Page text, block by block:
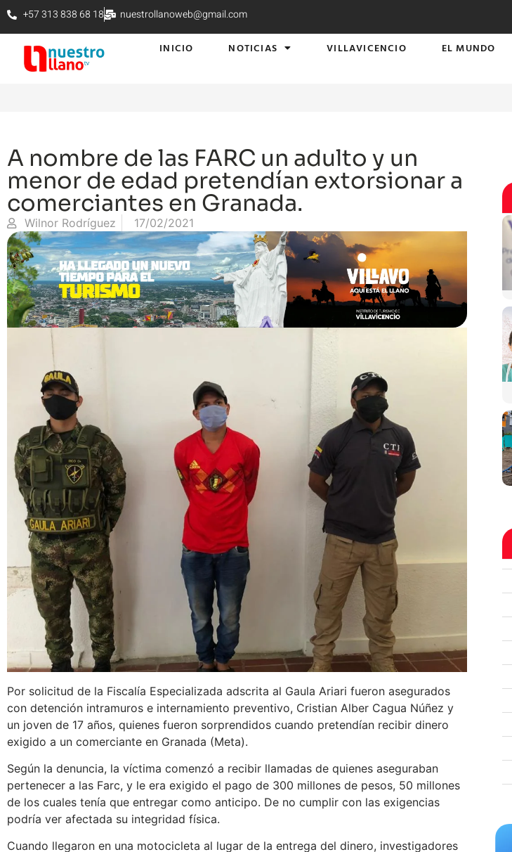
+57 313 838 68 18 nuestrollanoweb@gmail.com
INICIO NOTICIAS VILLAVICENCIO EL MUNDO
A nombre de las FARC un adulto y un
menor de edad pretendían extorsionar a
comerciantes en Granada.
Wilnor Rodríguez 17/02/2021
Por solicitud de la Fiscalía Especializada adscrita al Gaula Ariari fueron asegurados
con detención intramuros e internamiento preventivo, Cristian Alber Cagua Núñez y
un joven de 17 años, quienes fueron sorprendidos cuando pretendían recibir dinero
exigido a un comerciante en Granada (Meta).
Según la denuncia, la víctima comenzó a recibir llamadas de quienes aseguraban
pertenecer a las Farc, y le era exigido el pago de 300 millones de pesos, 50 millones
de los cuales tenía que entregar como anticipo. De no cumplir con las exigencias
podría ver afectada su integridad física.
Cuando llegaron en una motocicleta al lugar de la entrega del dinero, investigadores